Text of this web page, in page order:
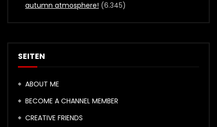
autumn atmosphere! (6.345)
SEITEN
ABOUT ME
BECOME A CHANNEL MEMBER
CREATIVE FRIENDS